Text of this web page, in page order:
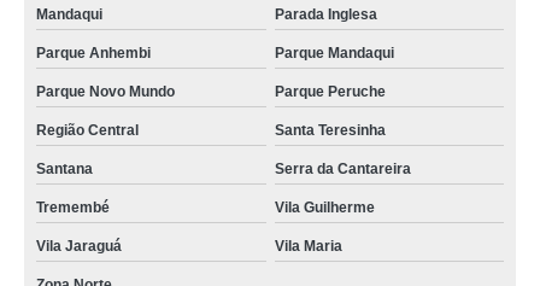
Mandaqui Parada Inglesa
Parque Anhembi Parque Mandaqui
Parque Novo Mundo Parque Peruche
Região Central Santa Teresinha
Santana Serra da Cantareira
Tremembé Vila Guilherme
Vila Jaraguá Vila Maria